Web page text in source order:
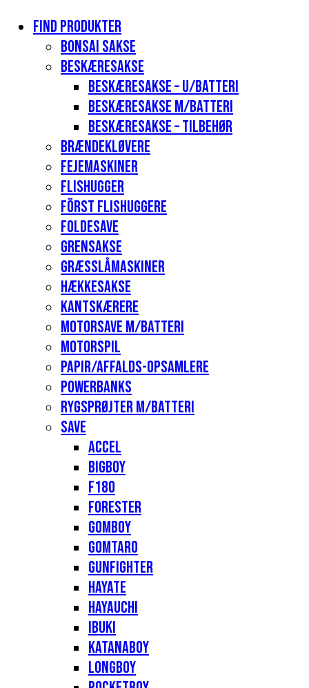
Find produkter
Bonsai sakse
Beskæresakse
Beskæresakse – u/batteri
Beskæresakse m/batteri
Beskæresakse – tilbehør
Brændekløvere
Fejemaskiner
Flishugger
Först flishuggere
Foldesave
Grensakse
Græsslåmaskiner
Hækkesakse
Kantskærere
Motorsave m/batteri
Motorspil
Papir/affalds-opsamlere
Powerbanks
Rygsprøjter m/batteri
Save
Accel
Bigboy
F180
Forester
Gomboy
Gomtaro
Gunfighter
Hayate
Hayauchi
Ibuki
Katanaboy
Longboy